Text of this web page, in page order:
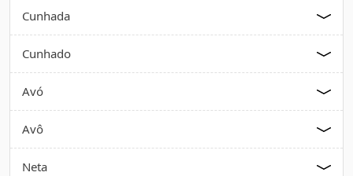
Cunhada
Cunhado
Avó
Avô
Neta